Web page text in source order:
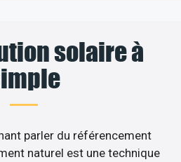
solaire à
parler du référencement
naturel est une technique